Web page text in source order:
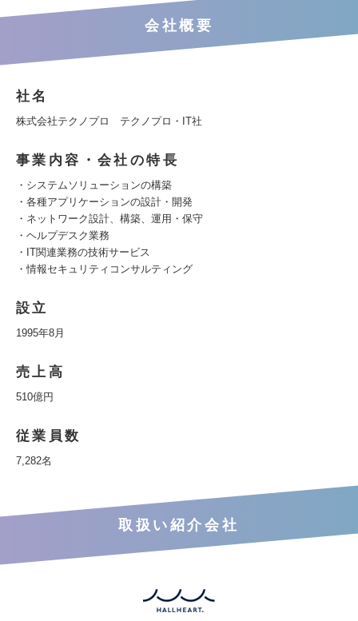
会社概要
社名
株式会社テクノプロ テクノプロ・IT社
事業内容・会社の特長
・システムソリューションの構築
・各種アプリケーションの設計・開発
・ネットワーク設計、構築、運用・保守
・ヘルプデスク業務
・IT関連業務の技術サービス
・情報セキュリティコンサルティング
設立
1995年8月
売上高
510億円
従業員数
7,282名
取扱い紹介会社